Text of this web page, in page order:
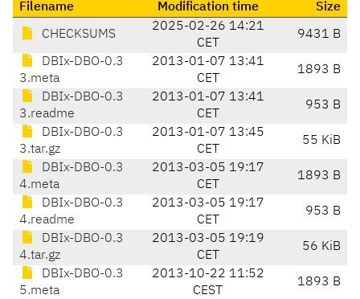
Filename Modification time Size
CHECKSUMS
2025-02-26 14:21
CET
9431 B
DBIx-DBO-0.3
3.meta
2013-01-07 13:41
CET
1893 B
DBIx-DBO-0.3
3.readme
2013-01-07 13:41
CET
953 B
DBIx-DBO-0.3
3.tar.gz
2013-01-07 13:45
CET
55 KiB
DBIx-DBO-0.3
4.meta
2013-03-05 19:17
CET
1893 B
DBIx-DBO-0.3
4.readme
2013-03-05 19:17
CET
953 B
DBIx-DBO-0.3
4.tar.gz
2013-03-05 19:19
CET
56 KiB
DBIx-DBO-0.3
5.meta
2013-10-22 11:52
CEST
1893 B